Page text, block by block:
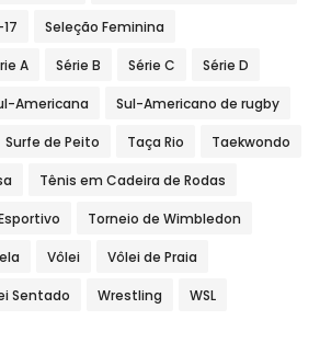
Seleção Feminina
A Série B Série C Série D
Americana Sul-Americano de rugby
Surfe de Peito Taça Rio Taekwondo
Tênis em Cadeira de Rodas
Torneio de Wimbledon
Vôlei Vôlei de Praia
Sentado Wrestling WSL